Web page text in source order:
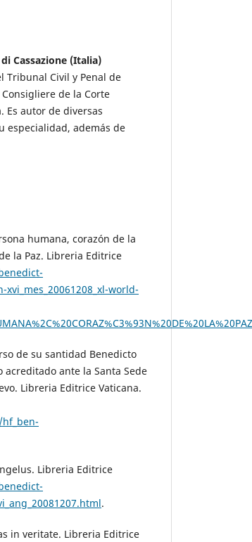
Cassazione (Italia)
Tribunal Civil y Penal de
de la Corte
Es autor de diversas
especialidad, además de
humana, corazón de la
la Paz. Libreria Editrice
world-
de su santidad Benedicto
ante la Santa Sede
Libreria Editrice Vaticana.
Libreria Editrice
.
in veritate. Libreria Editrice